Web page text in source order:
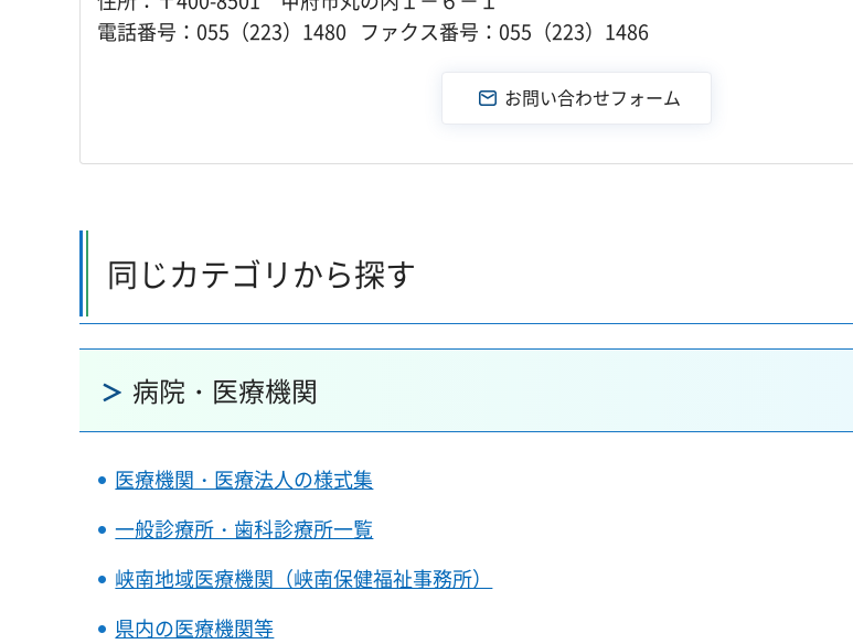
電話番号：055（223）1480 ファクス番号：055（223）1486
同じカテゴリから探す
病院・医療機関
医療機関・医療法人の様式集
一般診療所・歯科診療所一覧
峡南地域医療機関（峡南保健福祉事務所）
県内の医療機関等